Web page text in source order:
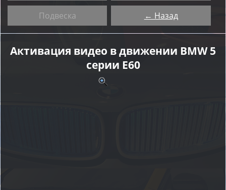
Подвеска ← Назад
Активация видео в движении BMW 5
серии E60